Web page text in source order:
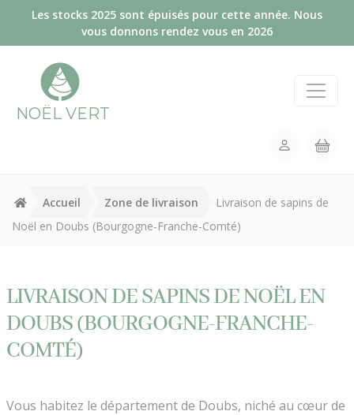
Panneau de gestion des cookies
Les stocks 2025 sont épuisés pour cette année. Nous
vous donnons rendez vous en 2026
NOËL VERT
Accueil Zone de livraison
Livraison de sapins de
Noël en Doubs (Bourgogne-Franche-Comté)
LIVRAISON DE SAPINS DE NOËL EN
DOUBS (BOURGOGNE-FRANCHE-
COMTÉ)
Vous habitez le département de Doubs, niché au cœur de